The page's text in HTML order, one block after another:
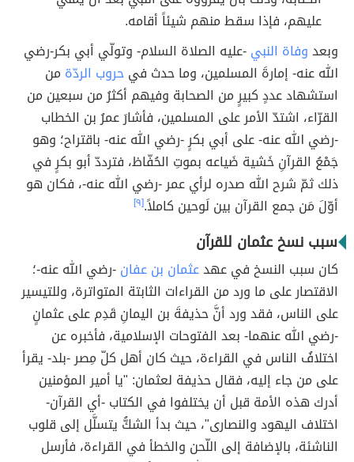
عليهم، فإذا سقط منهم شيئاً أقامه.
وبعدوفاة النبي-عليه الصلاة السلام- وتولّي أبي بكر-رضي
الله عنه- إمارةَ المسلمين، وما حدث فيحروب الردّة من
استشهاد عددٍ كبيرٍ من الصحابة وفيهم أكثرُ من سبعين من
القرّاء، اشتدّ الأمر على المسلمين، فأشارَ عمرُ بن الخطاب
-رضي الله عنه- على أبي بكرٍ -رضي الله عنه- باقتراح؛ وهو
جَمْعُ القرآنِ خَشية ضَياعه بموتِ الحُفّاظ، فترددّ أبو بكرٍ في
ذلك ثمّ شرح الله صدره لرأي عمر -رضي الله عنه-، فكان هو
أوّلَ مَن جمع القرآن بين لَوحين كاملاً.[٩]
سبب نسخ عثمان للقرآن
كان سبب النسخ في عهدعثمان بن عفان-رضي الله عنه-؛
الاقتصار على ما ورد من القراءات الثابتة المتواترة، وللتيسير
على الناس، فقد ورد أنَّ حذيفةَ بن اليمانِ قَدِم على عثمانٍ
-رضي الله عنهما- بعد الفتوحات الإسلامية، فأخبره عن
اختلافُ الناس في القراءة، حيث كان أهل كلّ مِصر -بلد- يقرأ
على من جاء إليه، فقال حذيفة لعثمان: "يا أمير المؤمنين
أدرك هذه الأمة قبل أن يختلفوا في الكتاب -أي القرآن-
اختلاف اليهود والنصارى"، حيث بدأ الشكُّ يتسلَّل إلى قلوب
الناشئة، بالإضافة إلى اللّحن والخطأ في القراءة، فأرسل